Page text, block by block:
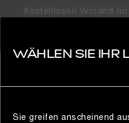
Kostenlosen Versand
WÄHLEN SIE IHR
Sie greifen anscheinend